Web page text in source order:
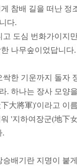
참배 길을 떠난 정
다.
도심 번화가이지
나무숲이었답니다.
한 기운까지 돌자
. 하나는 장사 모양
大將軍)'이라고 이
'지하여장군(地下
.
승배기란 지명이 붙